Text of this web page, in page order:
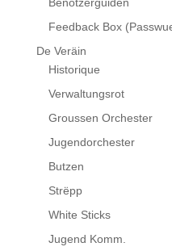
Feedback Box
De Veräin
Historique
Verwaltungsrot
Groussen Orchester
Jugendorchester
Butzen
Strëpp
White Sticks
Jugend Komm.